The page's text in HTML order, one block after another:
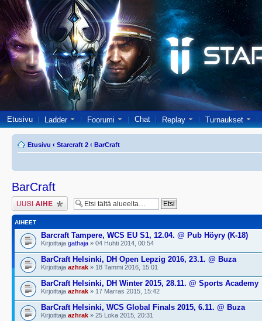
Etusivu Ladder Foorumi Chat Replay Turnaukset
Etusivu ‹ Starcraft 2 ‹ BarCraft
BarCraft
Lähetä uusi viesti
AIHEET
Barcraft Tampere, WCS EU S1, 12.04. @ Pub Höyry (K-18)
Kirjoittaja gathaja » 04 Huhti 2014, 00:54
BarCraft Helsinki, DH Open Lepzig 2016, 23.1. @ Buza
Kirjoittaja azhrak » 18 Tammi 2016, 15:01
BarCraft Helsinki, DH Winter 2015, 28.11. @ Sports Academy
Kirjoittaja azhrak » 17 Marras 2015, 15:42
BarCraft Helsinki, WCS Global Finals 2015, 6.11. @ Buza
Kirjoittaja azhrak » 25 Loka 2015, 20:31